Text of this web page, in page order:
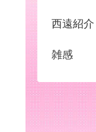
西遠紹介
雑感